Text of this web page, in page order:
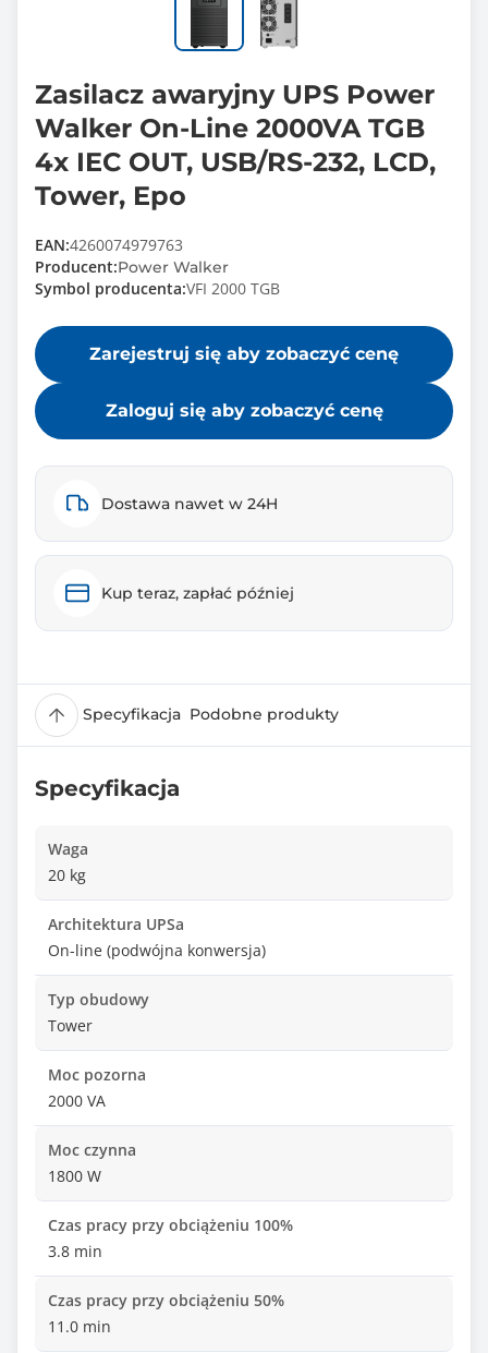
Zasilacz awaryjny UPS Power
Walker On-Line 2000VA TGB
4x IEC OUT, USB/RS-232, LCD,
Tower, Epo
EAN:4260074979763
Producent:Power Walker
Symbol producenta:VFI 2000 TGB
Zarejestruj się aby zobaczyć cenę
Zaloguj się aby zobaczyć cenę
Dostawa nawet w 24H
Kup teraz, zapłać później
Specyfikacja Podobne produkty
Specyfikacja
Waga
20 kg
Architektura UPSa
On-line (podwójna konwersja)
Typ obudowy
Tower
Moc pozorna
2000 VA
Moc czynna
1800 W
Czas pracy przy obciążeniu 100%
3.8 min
Czas pracy przy obciążeniu 50%
11.0 min